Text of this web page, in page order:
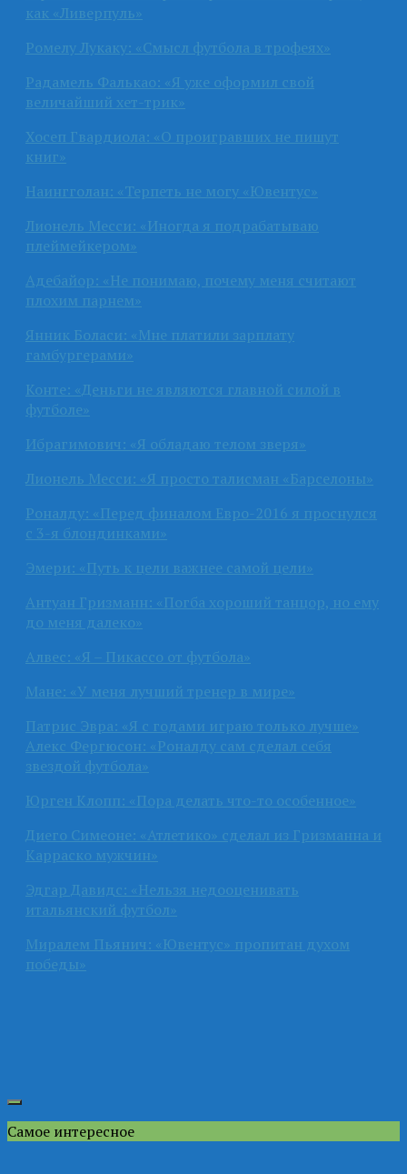
как «Ливерпуль»
Ромелу Лукаку: «Смысл футбола в трофеях»
Радамель Фалькао: «Я уже оформил свой
величайший хет-трик»
Хосеп Гвардиола: «О проигравших не пишут
книг»
Наингголан: «Терпеть не могу «Ювентус»
Лионель Месси: «Иногда я подрабатываю
плеймейкером»
Адебайор: «Не понимаю, почему меня считают
плохим парнем»
Янник Боласи: «Мне платили зарплату
гамбургерами»
Конте: «Деньги не являются главной силой в
футболе»
Ибрагимович: «Я обладаю телом зверя»
Лионель Месси: «Я просто талисман «Барселоны»
Роналду: «Перед финалом Евро-2016 я проснулся
с 3-я блондинками»
Эмери: «Путь к цели важнее самой цели»
Антуан Гризманн: «Погба хороший танцор, но ему
до меня далеко»
Алвес: «Я – Пикассо от футбола»
Мане: «У меня лучший тренер в мире»
Патрис Эвра: «Я с годами играю только лучше»
Алекс Фергюсон: «Роналду сам сделал себя
звездой футбола»
Юрген Клопп: «Пора делать что-то особенное»
Диего Симеоне: «Атлетико» сделал из Гризманна и
Карраско мужчин»
Эдгар Давидс: «Нельзя недооценивать
итальянский футбол»
Миралем Пьянич: «Ювентус» пропитан духом
победы»
Самое интересное